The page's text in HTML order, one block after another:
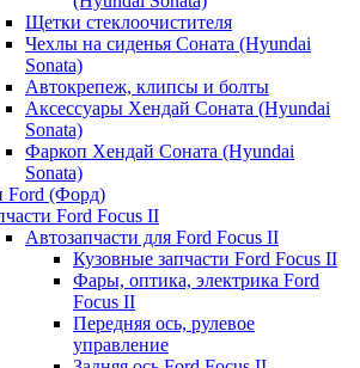
Щетки стеклоочистителя
Чехлы на сиденья Соната (Hyundai
Sonata)
Автокрепеж, клипсы и болты
Аксессуары Хендай Соната (Hyundai
Sonata)
Фаркоп Хендай Соната (Hyundai
Sonata)
Ford (Форд)
Ford Focus II
Автозапчасти для Ford Focus II
Кузовные запчасти Ford Focus II
Фары, оптика, электрика Ford
Focus II
Передняя ось, рулевое
управление